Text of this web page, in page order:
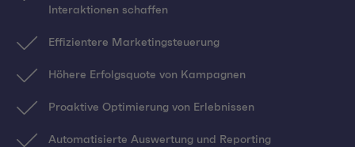
Interaktionen schaffen
Effizientere Marketingsteuerung
Höhere Erfolgsquote von Kampagnen
Proaktive Optimierung von Erlebnissen
Automatisierte Auswertung und Reporting